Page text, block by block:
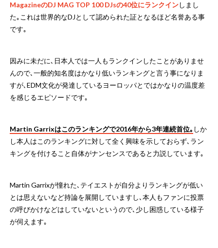
MagazineのDJ MAG TOP 100 DJsの40位にランクインしまし
た｡これは世界的なDJとして認められた証となるほど名誉ある事
です｡
因みに未だに､日本人では一人もランクインしたことがありませ
んので､一般的知名度はかなり低いランキングと言う事になりま
すが､EDM文化が発達しているヨーロッパとではかなりの温度差
を感じるエピソードです｡
Martin Garrixはこのランキングで2016年から3年連続首位｡ しか
し本人はこのランキングに対して全く興味を示しておらず､ラン
キングを付けること自体がナンセンスであると力説しています｡
Martin Garrixが憧れた､テイエストが自分よりランキングが低い
とは思えないなど持論を展開していますし､本人もファンに投票
の呼びかけなどはしていないというので､少し困惑している様子
が伺えます｡